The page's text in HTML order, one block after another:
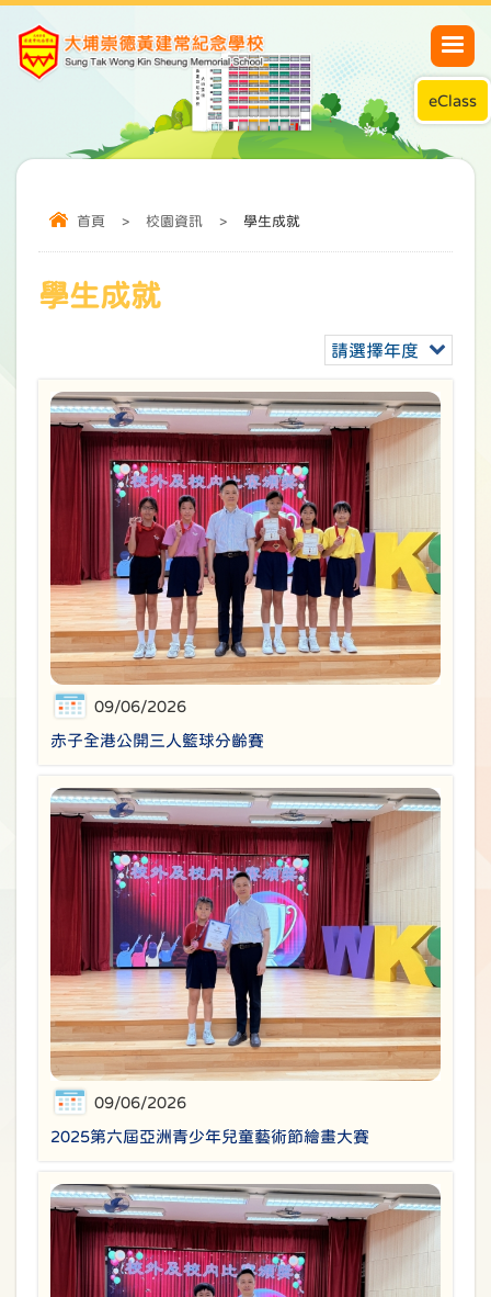
eClass
首頁 > 校園資訊 > 學生成就
學生成就
請選擇年度
09/06/2026
赤子全港公開三人籃球分齡賽
09/06/2026
2025第六屆亞洲青少年兒童藝術節繪畫大賽